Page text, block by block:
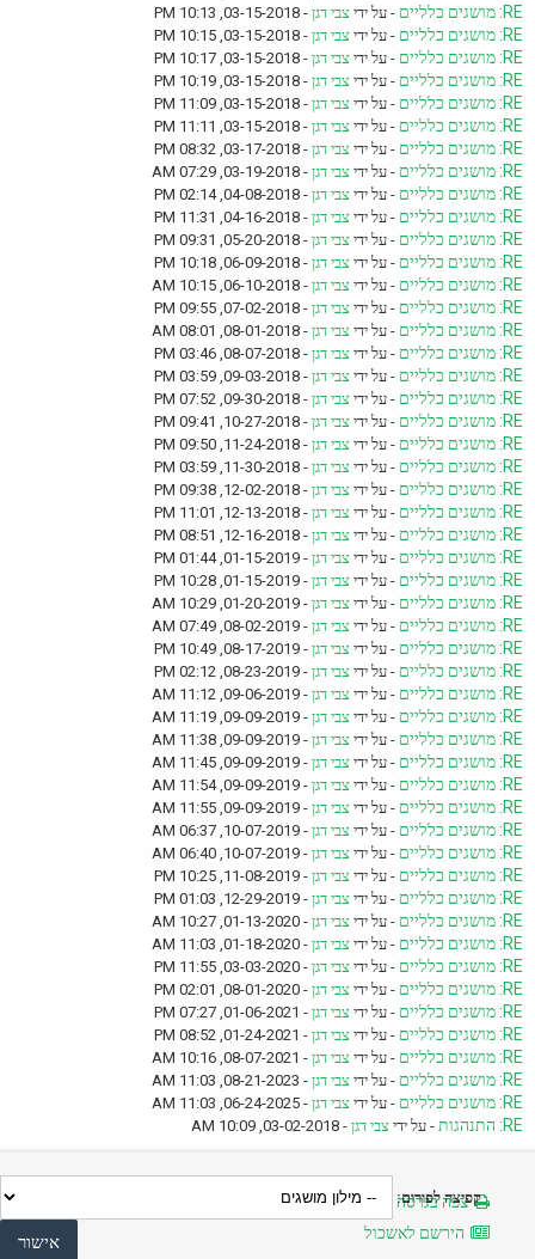
RE: מושגים כלליים - על ידי צבי דגן - 03-15-2018, 10:13 PM
RE: מושגים כלליים - על ידי צבי דגן - 03-15-2018, 10:15 PM
RE: מושגים כלליים - על ידי צבי דגן - 03-15-2018, 10:17 PM
RE: מושגים כלליים - על ידי צבי דגן - 03-15-2018, 10:19 PM
RE: מושגים כלליים - על ידי צבי דגן - 03-15-2018, 11:09 PM
RE: מושגים כלליים - על ידי צבי דגן - 03-15-2018, 11:11 PM
RE: מושגים כלליים - על ידי צבי דגן - 03-17-2018, 08:32 PM
RE: מושגים כלליים - על ידי צבי דגן - 03-19-2018, 07:29 AM
RE: מושגים כלליים - על ידי צבי דגן - 04-08-2018, 02:14 PM
RE: מושגים כלליים - על ידי צבי דגן - 04-16-2018, 11:31 PM
RE: מושגים כלליים - על ידי צבי דגן - 05-20-2018, 09:31 PM
RE: מושגים כלליים - על ידי צבי דגן - 06-09-2018, 10:18 PM
RE: מושגים כלליים - על ידי צבי דגן - 06-10-2018, 10:15 AM
RE: מושגים כלליים - על ידי צבי דגן - 07-02-2018, 09:55 PM
RE: מושגים כלליים - על ידי צבי דגן - 08-01-2018, 08:01 AM
RE: מושגים כלליים - על ידי צבי דגן - 08-07-2018, 03:46 PM
RE: מושגים כלליים - על ידי צבי דגן - 09-03-2018, 03:59 PM
RE: מושגים כלליים - על ידי צבי דגן - 09-30-2018, 07:52 PM
RE: מושגים כלליים - על ידי צבי דגן - 10-27-2018, 09:41 PM
RE: מושגים כלליים - על ידי צבי דגן - 11-24-2018, 09:50 PM
RE: מושגים כלליים - על ידי צבי דגן - 11-30-2018, 03:59 PM
RE: מושגים כלליים - על ידי צבי דגן - 12-02-2018, 09:38 PM
RE: מושגים כלליים - על ידי צבי דגן - 12-13-2018, 11:01 PM
RE: מושגים כלליים - על ידי צבי דגן - 12-16-2018, 08:51 PM
RE: מושגים כלליים - על ידי צבי דגן - 01-15-2019, 01:44 PM
RE: מושגים כלליים - על ידי צבי דגן - 01-15-2019, 10:28 PM
RE: מושגים כלליים - על ידי צבי דגן - 01-20-2019, 10:29 AM
RE: מושגים כלליים - על ידי צבי דגן - 08-02-2019, 07:49 AM
RE: מושגים כלליים - על ידי צבי דגן - 08-17-2019, 10:49 PM
RE: מושגים כלליים - על ידי צבי דגן - 08-23-2019, 02:12 PM
RE: מושגים כלליים - על ידי צבי דגן - 09-06-2019, 11:12 AM
RE: מושגים כלליים - על ידי צבי דגן - 09-09-2019, 11:19 AM
RE: מושגים כלליים - על ידי צבי דגן - 09-09-2019, 11:38 AM
RE: מושגים כלליים - על ידי צבי דגן - 09-09-2019, 11:45 AM
RE: מושגים כלליים - על ידי צבי דגן - 09-09-2019, 11:54 AM
RE: מושגים כלליים - על ידי צבי דגן - 09-09-2019, 11:55 AM
RE: מושגים כלליים - על ידי צבי דגן - 10-07-2019, 06:37 AM
RE: מושגים כלליים - על ידי צבי דגן - 10-07-2019, 06:40 AM
RE: מושגים כלליים - על ידי צבי דגן - 11-08-2019, 10:25 PM
RE: מושגים כלליים - על ידי צבי דגן - 12-29-2019, 01:03 PM
RE: מושגים כלליים - על ידי צבי דגן - 01-13-2020, 10:27 AM
RE: מושגים כלליים - על ידי צבי דגן - 01-18-2020, 11:03 AM
RE: מושגים כלליים - על ידי צבי דגן - 03-03-2020, 11:55 PM
RE: מושגים כלליים - על ידי צבי דגן - 08-01-2020, 02:01 PM
RE: מושגים כלליים - על ידי צבי דגן - 01-06-2021, 07:27 PM
RE: מושגים כלליים - על ידי צבי דגן - 01-24-2021, 08:52 PM
RE: מושגים כלליים - על ידי צבי דגן - 08-07-2021, 10:16 AM
RE: מושגים כלליים - על ידי צבי דגן - 08-21-2023, 11:03 AM
RE: מושגים כלליים - על ידי צבי דגן - 06-24-2025, 11:03 AM
RE: התנהגות - על ידי צבי דגן - 03-02-2018, 10:09 AM
צפה בגרסה מותאמת להדפסה
הירשם לאשכול
קפיצה לפורום: